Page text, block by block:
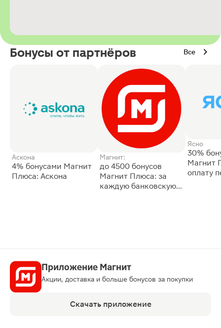
Бонусы от партнёров Все
Аскона
4% бонусами Магнит
Плюса: Аскона
Магнит:
до 4500 бонусов
Магнит Плюса: за
каждую банковскую
Ясно
30%
Магнит
оплату
Приложение Магнит
Акции, доставка и больше бонусов за покупки
Скачать приложение